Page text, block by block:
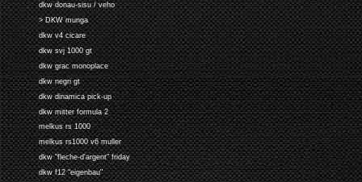
dkw donau-sisu / veho
> DKW munga
dkw v4 cicare
dkw svj 1000 gt
dkw grac monoplace
dkw negri gt
dkw dinamica pick-up
dkw mitter formula 2
melkus rs 1000
melkus rs1000 v6 muller
dkw "fleche-d'argent" friday
dkw f12 "eigenbau"